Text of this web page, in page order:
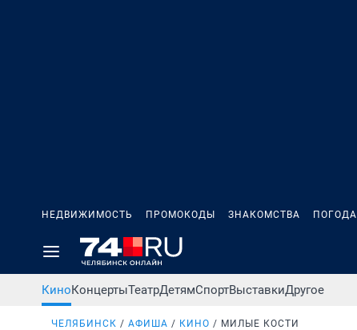
НЕДВИЖИМОСТЬ ПРОМОКОДЫ ЗНАКОМСТВА ПОГОДА
КиноКонцертыТеатрДетямСпортВыставкиДругое
ЧЕЛЯБИНСК АФИША КИНО МИЛЫЕ КОСТИ